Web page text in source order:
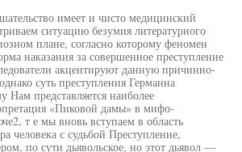
имеет и чисто медицинский
ситуацию безумия литературного
плане, согласно которому феномен
наказания за совершенное преступление
акцентируют данную причинно-
суть преступления Германна
Нам представляется наиболее
«Пиковой дамы» в мифо-
т е мы вновь вступаем в область
человека с судьбой Преступление,
по сути дьявольское, но этот дьявол —